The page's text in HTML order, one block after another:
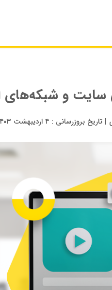
سایت و
| تاریخ بروزرسانی : ۴ اردیبهشت ۱۴۰۳